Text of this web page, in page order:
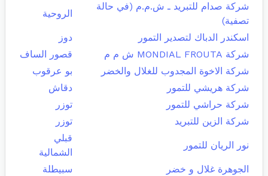
شركة صدام للتبريد ـ ش.م.م (في حالة
تصفية)
الروحية
اسكندر الدباك لتصدير التمور
دوز
شركة MONDIAL FROUTA ش م م
قصور الساف
شركة الاخوة المجدوب للغلال والخضر
بو عرقوب
شركة هريشي للتمور
دقاش
شركة حراشي للتمور
توزر
شركة الزين للتبريد
توزر
نور الريان للتمور
قبلي
الشمالية
الجوهرة غلال و خضر
سبيطلة